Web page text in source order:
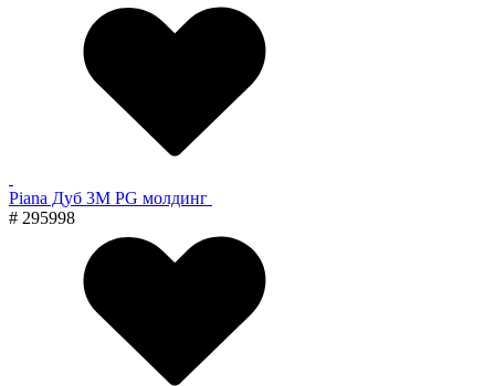
Piana Дуб 3M PG молдинг
# 295998